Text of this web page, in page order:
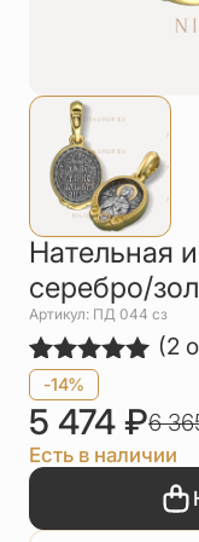
Чётки
Другое
Нательная
серебро/
Артикул: ПД 044 сз
Рейтинг
5.00из 5
на основе
опроса
2
пользователей
(2
-14%
5 474 ₽6
Есть в наличии